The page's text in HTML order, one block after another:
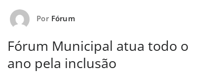
Por Fórum
Fórum Municipal atua todo o
ano pela inclusão